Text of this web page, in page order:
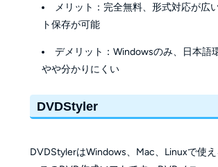
メリット：完全無料、形式対応が広
ト保存が可能
デメリット：Windowsのみ、日本語
やや分かりにくい
DVDStyler
DVDStylerはWindows、Mac、Linuxで使